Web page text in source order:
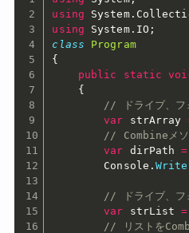
using System.
using System. IO ;
class
Program
{
public
static
{
// ドライブ、フ
var strArray
// Combineメ
var dirPath =
        Console
.
// ドライブ、フ
var strList =
// リストを